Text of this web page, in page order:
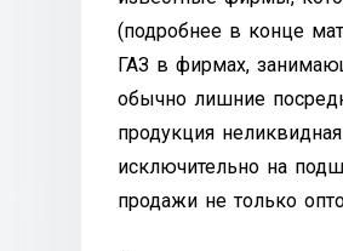
(подробнее в конце
ГАЗ в фирмах,
обычно лишние
продукция
исключительно на
продажи не только